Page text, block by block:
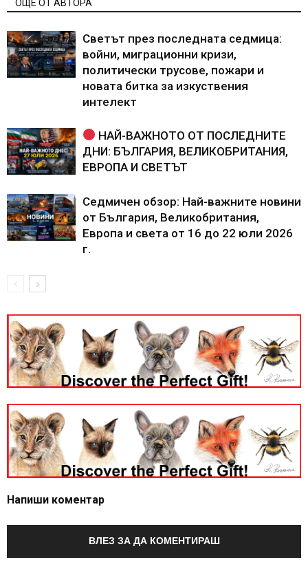
ОЩЕ ОТ АВТОРА
Светът през последната седмица:
войни, миграционни кризи,
политически трусове, пожари и
новата битка за изкуствения
интелект
НАЙ-ВАЖНОТО ОТ ПОСЛЕДНИТЕ
ДНИ: БЪЛГАРИЯ, ВЕЛИКОБРИТАНИЯ,
ЕВРОПА И СВЕТЪТ
Седмичен обзор: Най-важните новини
от България, Великобритания,
Европа и света от 16 до 22 юли 2026
г.
Напиши коментар
ВЛЕЗ ЗА ДА КОМЕНТИРАШ